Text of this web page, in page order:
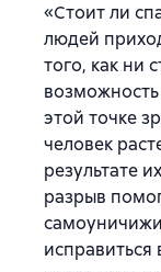
«Стоит ли
людей
того, как ни
этой точке
человек
результате
разрыв